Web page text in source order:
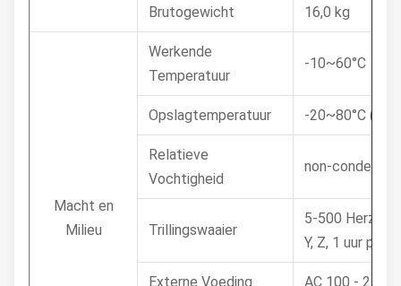
Brutogewicht 16,0 kg
Macht en
Milieu
Werkende
Temperatuur
-10~60°C
Opslagtemperatuur -20~80°C (-
Relatieve
Vochtigheid
non-
Trillingswaaier
5-500 Herz,
Y, Z, 1 uur per
Externe Voeding AC 100 -